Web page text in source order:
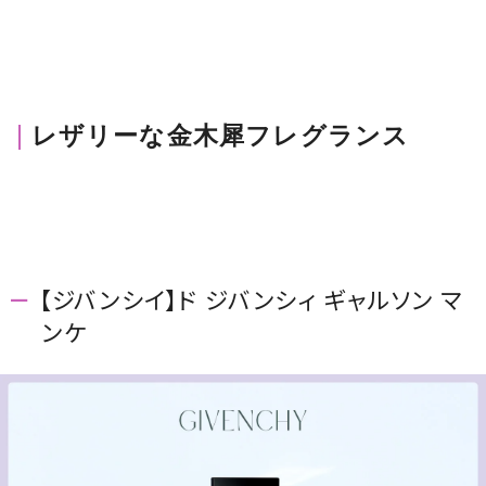
レザリーな金木犀フレグランス
【ジバンシイ】ド ジバンシィ ギャルソン マ
ンケ